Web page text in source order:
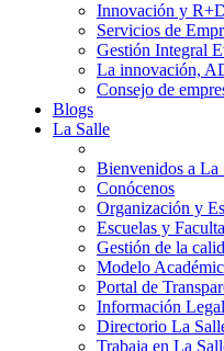
Innovación y
Servicios de
Gestión Integral
La innovación,
Consejo de
Blogs
La Salle
Bienvenidos a La
Conócenos
Organización y
Escuelas y
Gestión de la
Modelo
Portal de
Información Legal
Directorio La
Trabaja en La